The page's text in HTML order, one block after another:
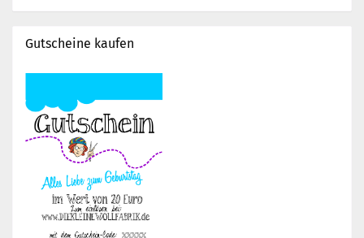
Gutscheine kaufen